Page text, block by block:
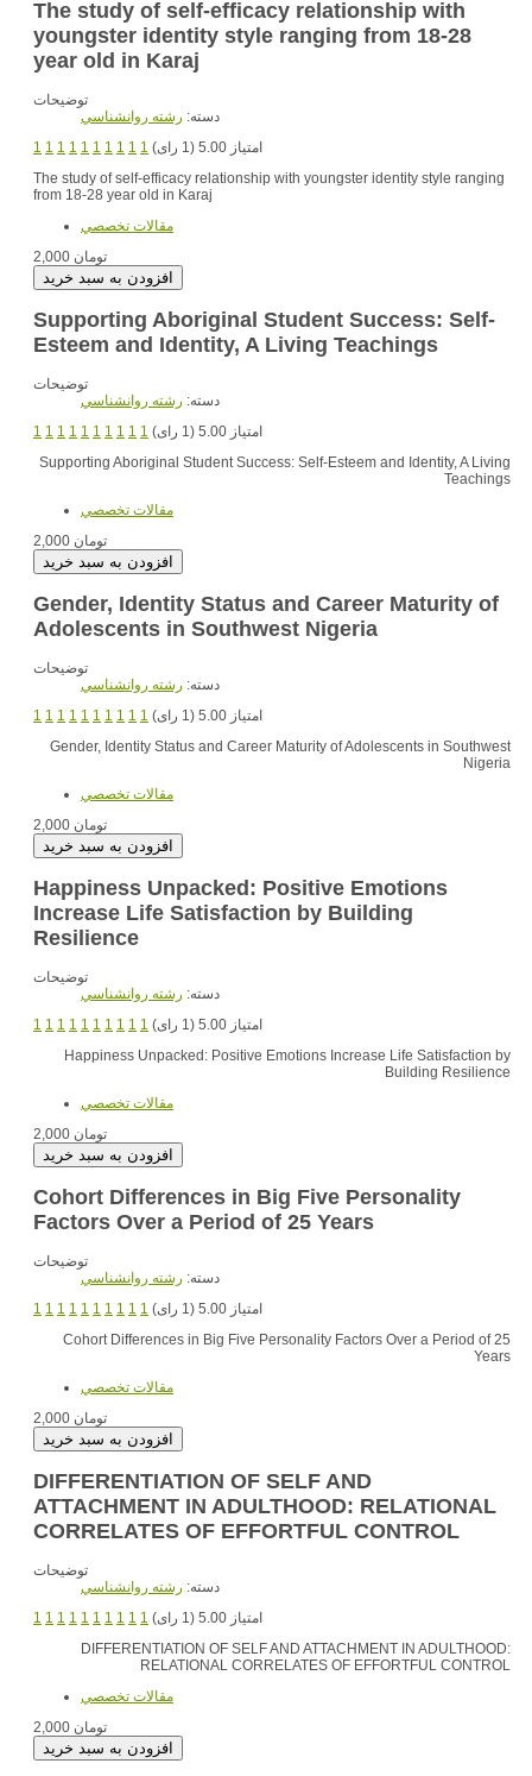
The study of self-efficacy relationship with
youngster identity style ranging from 18-28
year old in Karaj
توضیحات
دسته: رشته روانشناسي
1 1 1 1 1 1 1 1 1 1
امتیاز 5.00 (1 رای)
The study of self-efficacy relationship with youngster identity style ranging
from 18-28 year old in Karaj
مقالات تخصصي
2,000 تومان
Supporting Aboriginal Student Success: Self-
Esteem and Identity, A Living Teachings
توضیحات
دسته: رشته روانشناسي
1 1 1 1 1 1 1 1 1 1
امتیاز 5.00 (1 رای)
Supporting Aboriginal Student Success: Self-Esteem and Identity, A Living
Teachings
مقالات تخصصي
2,000 تومان
Gender, Identity Status and Career Maturity of
Adolescents in Southwest Nigeria
توضیحات
دسته: رشته روانشناسي
1 1 1 1 1 1 1 1 1 1
امتیاز 5.00 (1 رای)
Gender, Identity Status and Career Maturity of Adolescents in Southwest
Nigeria
مقالات تخصصي
2,000 تومان
Happiness Unpacked: Positive Emotions
Increase Life Satisfaction by Building
Resilience
توضیحات
دسته: رشته روانشناسي
1 1 1 1 1 1 1 1 1 1
امتیاز 5.00 (1 رای)
Happiness Unpacked: Positive Emotions Increase Life Satisfaction by
Building Resilience
مقالات تخصصي
2,000 تومان
Cohort Differences in Big Five Personality
Factors Over a Period of 25 Years
توضیحات
دسته: رشته روانشناسي
1 1 1 1 1 1 1 1 1 1
امتیاز 5.00 (1 رای)
Cohort Differences in Big Five Personality Factors Over a Period of 25
Years
مقالات تخصصي
2,000 تومان
DIFFERENTIATION OF SELF AND
ATTACHMENT IN ADULTHOOD: RELATIONAL
CORRELATES OF EFFORTFUL CONTROL
توضیحات
دسته: رشته روانشناسي
1 1 1 1 1 1 1 1 1 1
امتیاز 5.00 (1 رای)
DIFFERENTIATION OF SELF AND ATTACHMENT IN ADULTHOOD:
RELATIONAL CORRELATES OF EFFORTFUL CONTROL
مقالات تخصصي
2,000 تومان